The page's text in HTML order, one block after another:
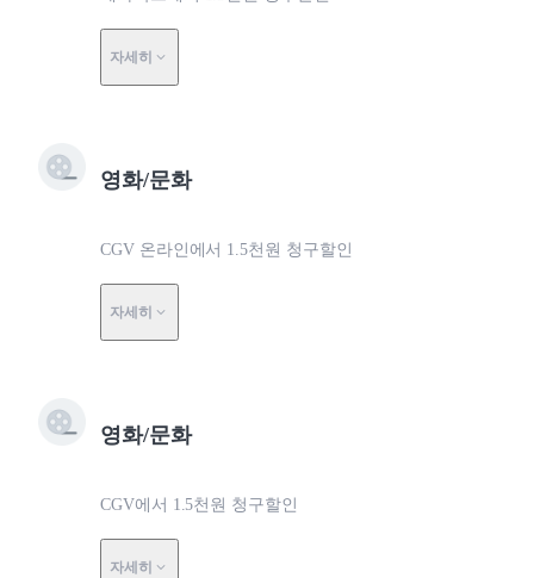
자세히
영화/문화
CGV 온라인에서 1.5천원 청구할인
자세히
영화/문화
CGV에서 1.5천원 청구할인
자세히